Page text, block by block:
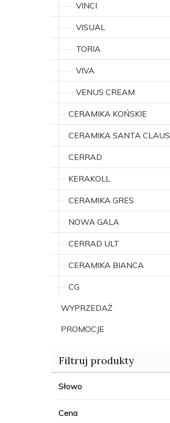
VINCI
VISUAL
TORIA
VIVA
VENUS CREAM
CERAMIKA KOŃSKIE
CERAMIKA SANTA CLAUS
CERRAD
KERAKOLL
CERAMIKA GRES
NOWA GALA
CERRAD ULT
CERAMIKA BIANCA
CG
WYPRZEDAŻ
PROMOCJE
Filtruj produkty
Słowo
Cena